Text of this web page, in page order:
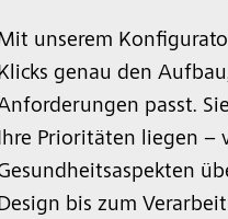
unserem
genau den
passt.
Prioritäten liegen –
bis zum